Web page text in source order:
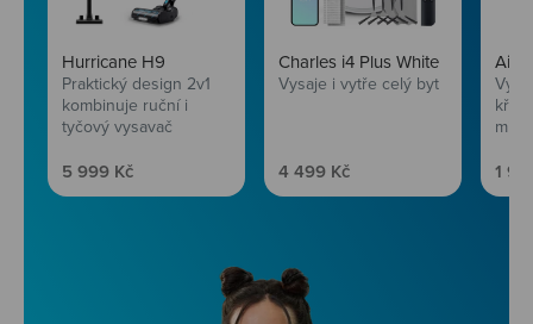
Hurricane H9
Praktický design 2v1
kombinuje ruční i
tyčový vysavač
Prodejní cena
5 999 Kč
Charles i4 Plus White
Vysaje i vytře celý byt
Prodejní cena
4 499 Kč 1